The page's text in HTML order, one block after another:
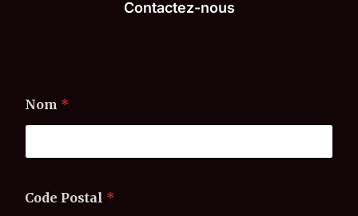
Contactez-nous
Nom *
o
Code Postal *